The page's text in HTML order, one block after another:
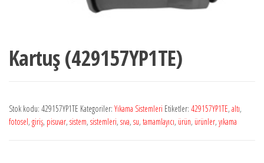
Kartuş (429157YP1TE)
Stok kodu: 429157YP1TE Kategoriler: Yıkama Sistemleri Etiketler: 429157YP1TE, altı,
fotosel, giriş, pisuvar, sistem, sistemleri, sıva, su, tamamlayıcı, ürün, ürünler, yıkama